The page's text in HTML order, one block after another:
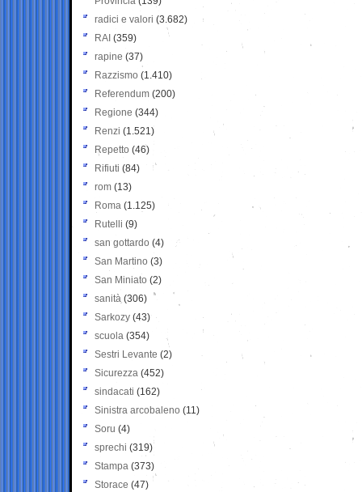
radici e valori (3.682)
RAI (359)
rapine (37)
Razzismo (1.410)
Referendum (200)
Regione (344)
Renzi (1.521)
Repetto (46)
Rifiuti (84)
rom (13)
Roma (1.125)
Rutelli (9)
san gottardo (4)
San Martino (3)
San Miniato (2)
sanità (306)
Sarkozy (43)
scuola (354)
Sestri Levante (2)
Sicurezza (452)
sindacati (162)
Sinistra arcobaleno (11)
Soru (4)
sprechi (319)
Stampa (373)
Storace (47)